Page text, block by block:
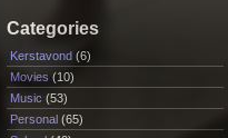
Categories
Kerstavond(6)
Movies (10)
Music (53)
Personal(65)